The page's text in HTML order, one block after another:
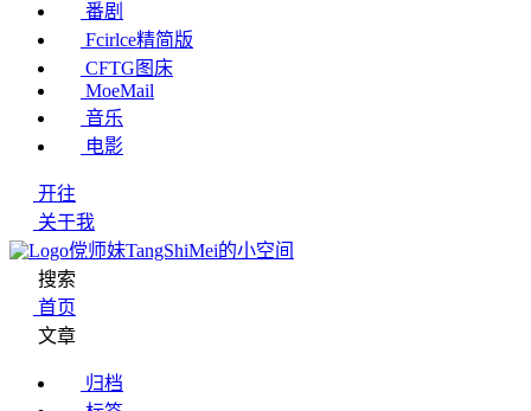
番剧
Fcirlce精简版
CFTG图床
MoeMail
音乐
电影
开往
关于我
傥师妹TangShiMei的小空间
搜索
首页
文章
归档